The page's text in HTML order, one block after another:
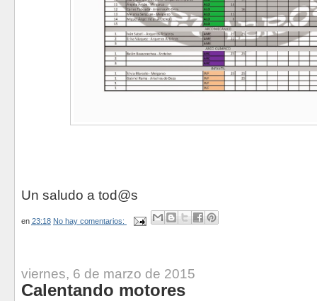
Un saludo a tod@s
en 23:18 No hay comentarios:
viernes, 6 de marzo de 2015
Calentando motores